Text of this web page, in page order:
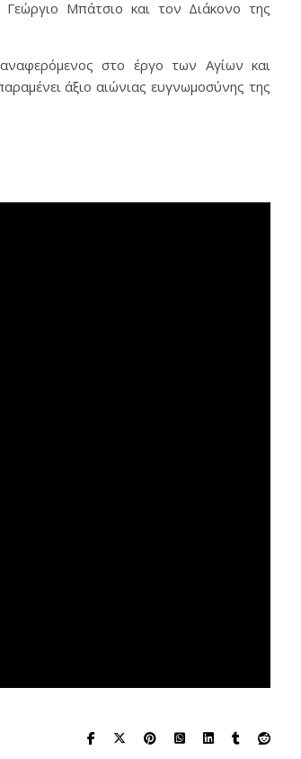
Μπάτσιο και τον Διάκονο της
στο έργο των Αγίων και
άξιο αιώνιας ευγνωμοσύνης της